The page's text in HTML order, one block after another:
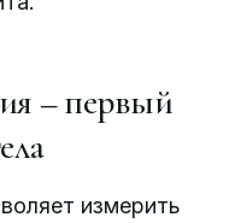
– первый
измерить